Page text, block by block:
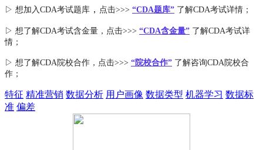
▷ 想加入CDA考试题库 ， 点击>>> “CDA题库” 了解CDA考试详情；
▷ 想了解CDA考试含金量 ，点击>>> “CDA含金量” 了解CDA考试详
情；
▷ 想了解CDA院校合作 ，点击>>> “院校合作” 了解咨询CDA院校合
作；
特征 精准营销 数据分析 用户画像 数据类型 机器学习 数据标
准 偏差